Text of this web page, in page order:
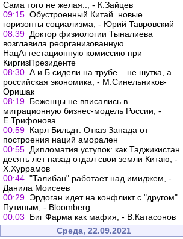
Сама того не желая.., - К.Зайцев
09:15 Обустроенный Китай. новые
горизонты социализма, - Юрий Тавровский
08:39 Доктор физиологии Тыналиева
возглавила реорганизованную
НацАттестационную комиссию при
КиргизПрезиденте
08:30 А и Б сидели на трубе – не шутка, а
российская экономика, - М.Синельников-
Оришак
08:19 Беженцы не вписались в
миграционную бизнес-модель России, -
Е.Трифонова
00:59 Карл Бильдт: Отказ Запада от
построения наций аморален
00:55 Дипломатия уступок: как Таджикистан
десять лет назад отдал свои земли Китаю, -
Х.Хуррамов
00:44 "Талибан" работает над имиджем, -
Данила Моисеев
00:29 Эрдоган идет на конфликт с "другом"
Путиным, - Bloomberg
00:03
Биг Фарма как мафия, - В.Катасонов
Среда, 22.09.2021